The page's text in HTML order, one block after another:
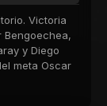
Victoria
Bengoechea,
y Diego
meta Oscar